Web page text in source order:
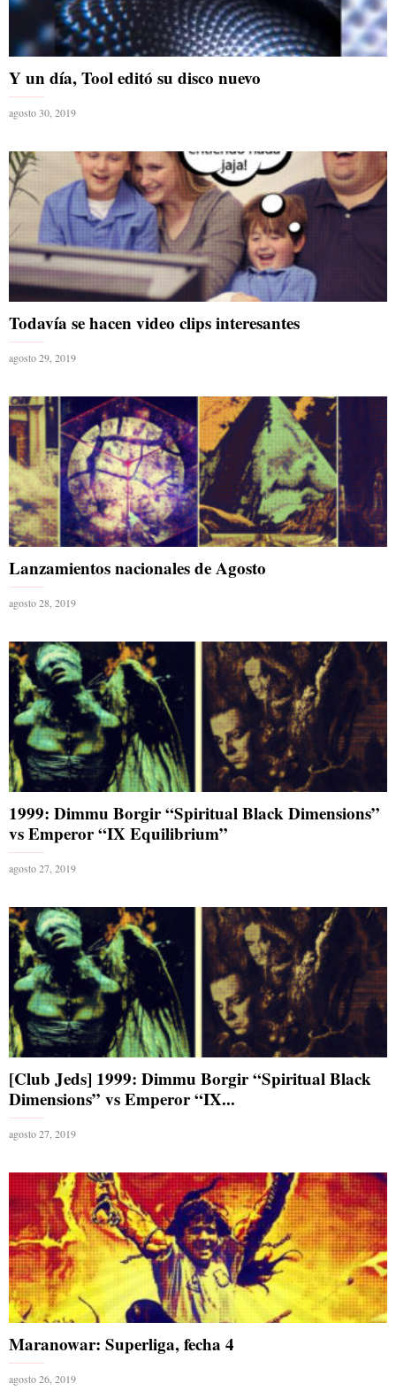
Y un día, Tool editó su disco nuevo
agosto 30, 2019
Todavía se hacen video clips interesantes
agosto 29, 2019
Lanzamientos nacionales de Agosto
agosto 28, 2019
1999: Dimmu Borgir “Spiritual Black Dimensions”
vs Emperor “IX Equilibrium”
agosto 27, 2019
[Club Jeds] 1999: Dimmu Borgir “Spiritual Black
Dimensions” vs Emperor “IX...
agosto 27, 2019
Maranowar: Superliga, fecha 4
agosto 26, 2019